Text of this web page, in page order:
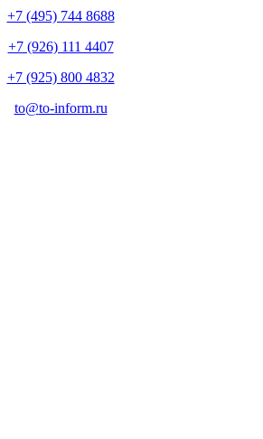
+7 (495) 744 8688
+7 (926) 111 4407
+7 (925) 800 4832
to​@​to-inform.ru